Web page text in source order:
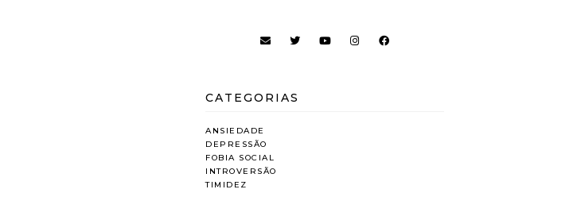
CATEGORIAS
ANSIEDADE
DEPRESSÃO
FOBIA SOCIAL
INTROVERSÃO
TIMIDEZ